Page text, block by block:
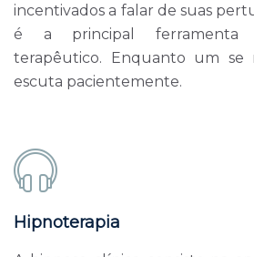
incentivados a falar de suas
é a principal ferramenta
terapêutico. Enquanto um se
escuta pacientemente.
Hipnoterapia